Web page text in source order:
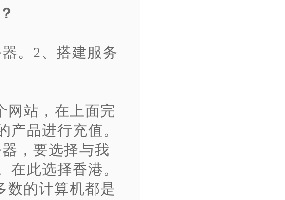
。2、搭建服务
网站，在上面完
产品进行充值。
，要选择与我
在此选择香港。
数的计算机都是